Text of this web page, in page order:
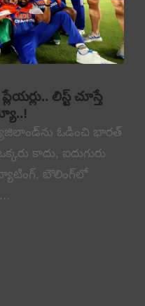
లిస్ట్ చూస్తే
ఓడించి భారత్
కాదు, ఐదుగురు
బౌలింగ్‌లో